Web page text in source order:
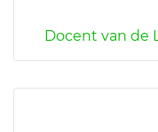
Docent van de